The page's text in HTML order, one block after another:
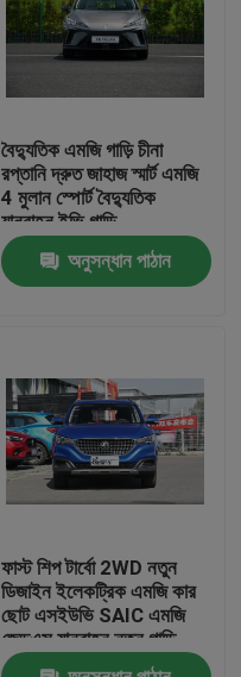
বৈদ্যুতিক এমজি গাড়ি চীনা
রপ্তানি দ্রুত জাহাজ স্মার্ট এমজি
4 মুলান স্পোর্ট বৈদ্যুতিক
যানবাহন ইভি গাড়ি
অনুসন্ধান পাঠান
ফাস্ট শিপ টার্বো 2WD নতুন
ডিজাইন ইলেকট্রিক এমজি কার
ছোট এসইউভি SAIC এমজি
জেডএস যানবাহন নতুন গাড়ি